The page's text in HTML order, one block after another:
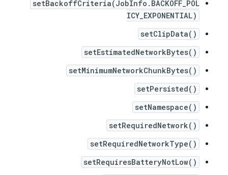
setBackoffCriteria(JobInfo.BACKOFF_POL
ICY_EXPONENTIAL)
setClipData()
setEstimatedNetworkBytes()
setMinimumNetworkChunkBytes()
setPersisted()
setNamespace()
setRequiredNetwork()
setRequiredNetworkType()
setRequiresBatteryNotLow()